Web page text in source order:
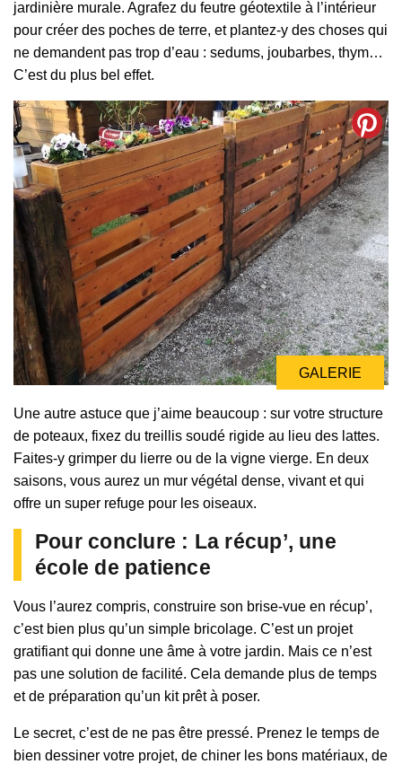
jardinière murale. Agrafez du feutre géotextile à l’intérieur
pour créer des poches de terre, et plantez-y des choses qui
ne demandent pas trop d’eau : sedums, joubarbes, thym…
C’est du plus bel effet.
GALERIE
GALERIE
Une autre astuce que j’aime beaucoup : sur votre structure
de poteaux, fixez du treillis soudé rigide au lieu des lattes.
Faites-y grimper du lierre ou de la vigne vierge. En deux
saisons, vous aurez un mur végétal dense, vivant et qui
offre un super refuge pour les oiseaux.
Pour conclure : La récup’, une
école de patience
Vous l’aurez compris, construire son brise-vue en récup’,
c’est bien plus qu’un simple bricolage. C’est un projet
gratifiant qui donne une âme à votre jardin. Mais ce n’est
pas une solution de facilité. Cela demande plus de temps
et de préparation qu’un kit prêt à poser.
Le secret, c’est de ne pas être pressé. Prenez le temps de
bien dessiner votre projet, de chiner les bons matériaux, de